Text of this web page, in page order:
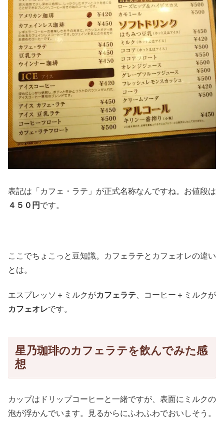
表記は「カフェ・ラテ」が正式名称なんですね。お値段は
４５０円 です。
ここでちょこっと豆知識。カフェラテとカフェオレの違い
とは。
エスプレッソ＋ミルクがカフェラテ 、コーヒー＋ミルクが
カフェオレです。
星乃珈琲のカフェラテを飲んでみた感
想
カップはドリップコーヒーと一緒ですが、表面にミルクの
泡が浮かんでいます。見るからにふわふわでおいしそう。